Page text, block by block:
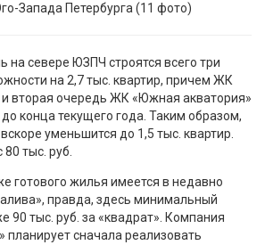
Запада Петербурга (11 фото)
на севере ЮЗПЧ строятся всего три
на 2,7 тыс. квартир, причем ЖК
и вторая очередь ЖК «Южная акватория»
конца текущего года. Таким образом,
уменьшится до 1,5 тыс. квартир.
тыс. руб.
готового жилья имеется в недавно
правда, здесь минимальный
90 тыс. руб. за «квадрат». Компания
сначала реализовать